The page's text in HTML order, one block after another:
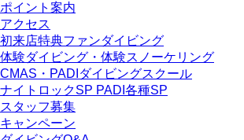
ポイント案内
アクセス
初来店特典ファンダイビング
体験ダイビング・体験スノーケリング
CMAS・PADIダイビングスクール
ナイトロックSP PADI各種SP
スタッフ募集
キャンペーン